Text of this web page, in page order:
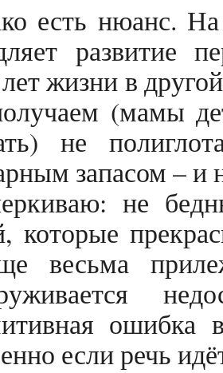
есть нюанс.
развитие
жизни в
(мамы
не
запасом – и
не
которые
весьма
ошибка
если речь